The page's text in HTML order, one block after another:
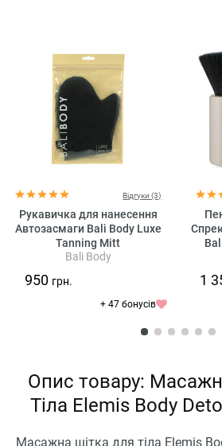
Відгуки (3)
Рукавичка для нанесення
Автозасмаги Bali Body Luxe
Tanning Mitt
Bali Body
950 грн.
+ 47 бонусів
1
Опис товару:
Тіла Elemis Body
Масажна щітка для тіла Elemis